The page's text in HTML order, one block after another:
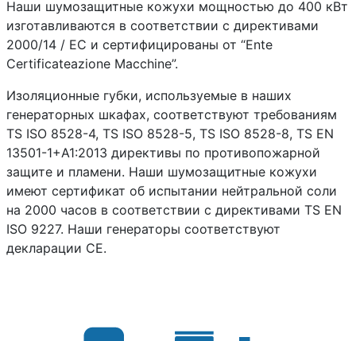
Наши шумозащитные кожухи мощностью до 400 кВт
изготавливаются в соответствии с директивами
2000/14 / EC и сертифицированы от “Ente
Certificateazione Macchine”.
Изоляционные губки, используемые в наших
генераторных шкафах, соответствуют требованиям
TS ISO 8528-4, TS ISO 8528-5, TS ISO 8528-8, TS EN
13501-1+A1:2013 директивы по противопожарной
защите и пламени. Наши шумозащитные кожухи
имеют сертификат об испытании нейтральной соли
на 2000 часов в соответствии с директивами TS EN
ISO 9227. Наши генераторы соответствуют
декларации CE.